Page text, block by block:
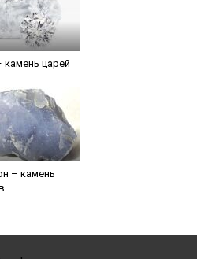
камень царей
– камень